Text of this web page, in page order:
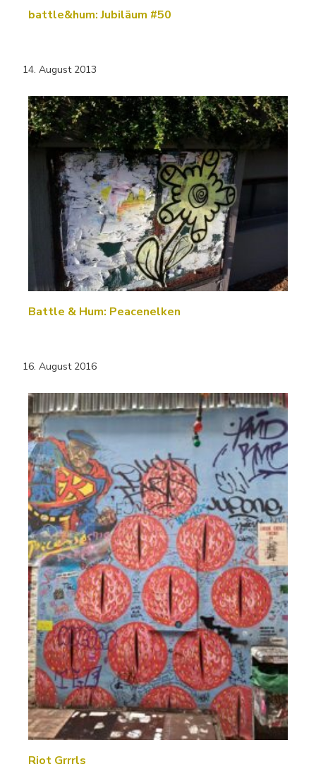
battle&hum: Jubiläum #50
14. August 2013
Battle & Hum: Peacenelken
16. August 2016
Riot Grrrls